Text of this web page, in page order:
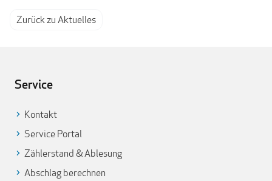
Zurück zu Aktuelles
Service
Kontakt
Service Portal
Zählerstand & Ablesung
Abschlag berechnen